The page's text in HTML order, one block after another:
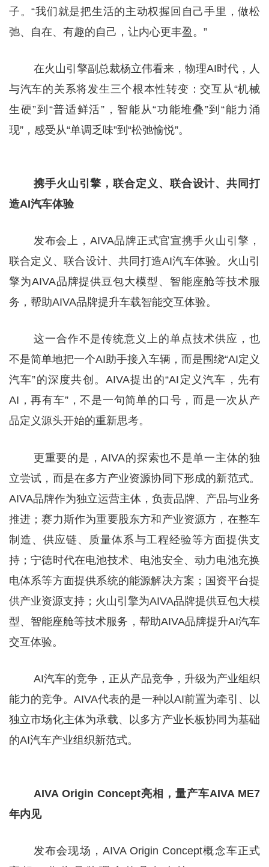
子。“我们就是把生活的主动权握回自己手里，做松
弛、自在、有趣的自己，让内心更丰盈。”
在火山引擎副总裁杨立伟看来，物理AI时代，人
与汽车的关系将发生三个根本性转变：交互从“机械
生硬”到“普适鲜活”，智能从“功能堆叠”到“能力涌
现”，感受从“单调乏味”到“松弛愉悦”。
携手火山引擎，联合定义、联合设计、共同打
造AI汽车体验
发布会上，AIVA品牌正式官宣携手火山引擎，
联合定义、联合设计、共同打造AI汽车体验。火山引
擎为AIVA品牌提供豆包大模型、智能座舱等技术服
务，帮助AIVA品牌提升车载智能交互体验。
这一合作不是传统意义上的单点技术供应，也
不是简单地把一个AI助手接入车辆，而是围绕“AI定义
汽车”的深度共创。AIVA提出的“AI定义汽车，先有
AI，再有车”，不是一句简单的口号，而是一次从产
品定义源头开始的重新思考。
更重要的是，AIVA的探索也不是单一主体的独
立尝试，而是在多方产业资源协同下形成的新范式。
AIVA品牌作为独立运营主体，负责品牌、产品与业务
推进；赛力斯作为重要股东方和产业资源方，在整车
制造、供应链、质量体系与工程经验等方面提供支
持；宁德时代在电池技术、电池安全、动力电池充换
电体系等方面提供系统的能源解决方案；国资平台提
供产业资源支持；火山引擎为AIVA品牌提供豆包大模
型、智能座舱等技术服务，帮助AIVA品牌提升AI汽车
交互体验。
AI汽车的竞争，正从产品竞争，升级为产业组织
能力的竞争。AIVA代表的是一种以AI前置为牵引、以
独立市场化主体为承载、以多方产业长板协同为基础
的AI汽车产业组织新范式。
AIVA Origin Concept亮相，量产车AIVA ME7
年内见
发布会现场，AIVA Origin Concept概念车正式